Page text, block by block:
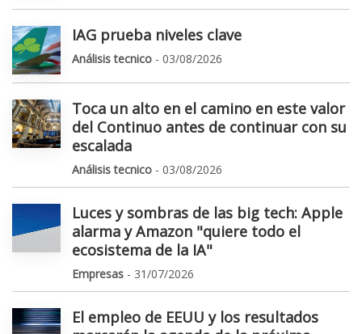
IAG prueba niveles clave
Análisis tecnico - 03/08/2026
Toca un alto en el camino en este valor
del Continuo antes de continuar con su
escalada
Análisis tecnico - 03/08/2026
Luces y sombras de las big tech: Apple
alarma y Amazon "quiere todo el
ecosistema de la IA"
Empresas - 31/07/2026
El empleo de EEUU y los resultados